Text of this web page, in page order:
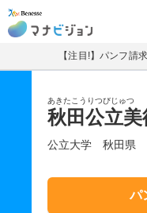
マナビジョ
【注目!】パンフ請
あきたこうりつびじゅつ
秋田公立
公立大学 秋田県
パ